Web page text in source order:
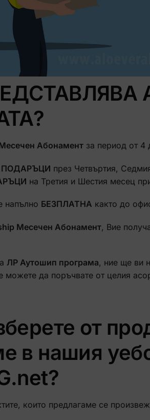
Абонамент за период от 4
ПОДАРЪЦИ през Четвъртия,
на Третия и Шестия месец
напълно БЕЗПЛАТНА както до
Месечен Абонамент, Вие
ЛР Аутошип програма, ние ще ви
можете да поръчвате от целия
от
в нашия
които предлагаме се